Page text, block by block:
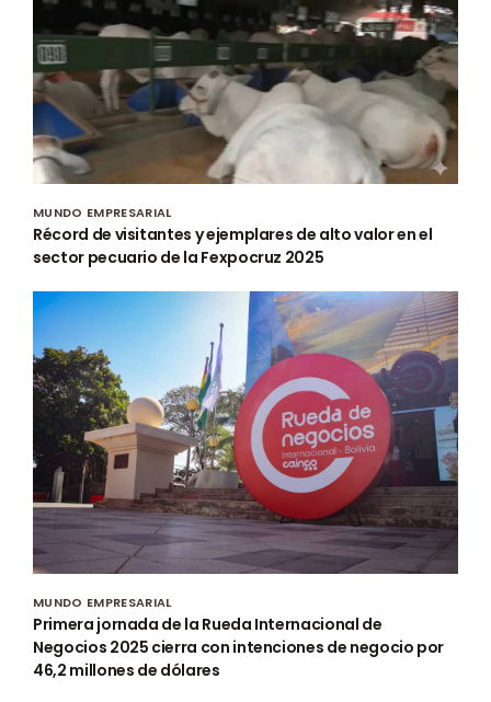
MUNDO EMPRESARIAL
Récord de visitantes y ejemplares de alto valor en el
sector pecuario de la Fexpocruz 2025
MUNDO EMPRESARIAL
Primera jornada de la Rueda Internacional de
Negocios 2025 cierra con intenciones de negocio por
46,2 millones de dólares